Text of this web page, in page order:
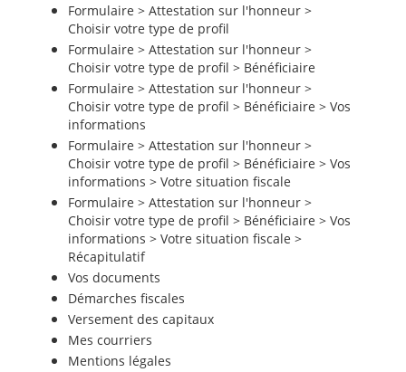
Formulaire > Attestation sur l'honneur >
Choisir votre type de profil
Formulaire > Attestation sur l'honneur >
Choisir votre type de profil > Bénéficiaire
Formulaire > Attestation sur l'honneur >
Choisir votre type de profil > Bénéficiaire > Vos
informations
Formulaire > Attestation sur l'honneur >
Choisir votre type de profil > Bénéficiaire > Vos
informations > Votre situation fiscale
Formulaire > Attestation sur l'honneur >
Choisir votre type de profil > Bénéficiaire > Vos
informations > Votre situation fiscale >
Récapitulatif
Vos documents
Démarches fiscales
Versement des capitaux
Mes courriers
Mentions légales